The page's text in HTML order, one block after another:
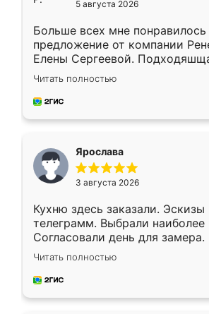
5 августа 2026
Больше всех мне понравилось
предложение от компании
Елены Сергеевой.
короткие сроки
для замера сотрудник
предложил по моему эскизу
Читать полностью
Ярослава
3 августа 2026
Кухню здесь заказали. Эскизы
телеграмм. Выбрали
Согласовали день для замера.
недели кухня была уже готова.
довольны работой. Спасибо
мебель за качественную работу!
Читать полностью